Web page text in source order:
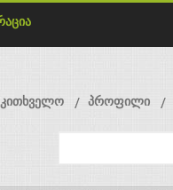
პროფილი